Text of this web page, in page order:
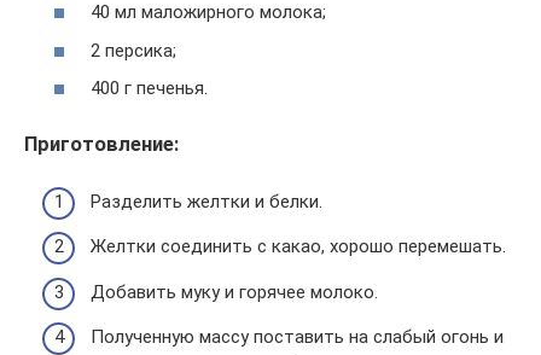
40 мл маложирного молока;
2 персика;
400 г печенья.
Приготовление:
Разделить желтки и белки.
Желтки соединить с какао, хорошо перемешать.
Добавить муку и горячее молоко.
Полученную массу поставить на слабый огонь и